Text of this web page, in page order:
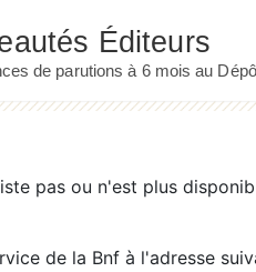
pas ou n'est plus
de la Bnf à l'adresse